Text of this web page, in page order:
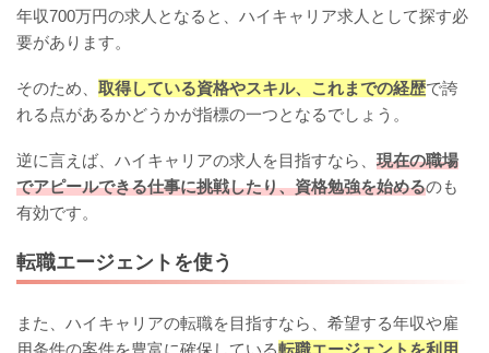
年収700万円の求人となると、ハイキャリア求人として探す必
要があります。
そのため、 取得している資格やスキル、これまでの経歴で誇
れる点があるかどうかが指標の一つとなるでしょう。
逆に言えば、ハイキャリアの求人を目指すなら、 現在の職場
でアピールできる仕事に挑戦したり、資格勉強を始めるのも
有効です。
転職エージェントを使う
また、ハイキャリアの転職を目指すなら、希望する年収や雇